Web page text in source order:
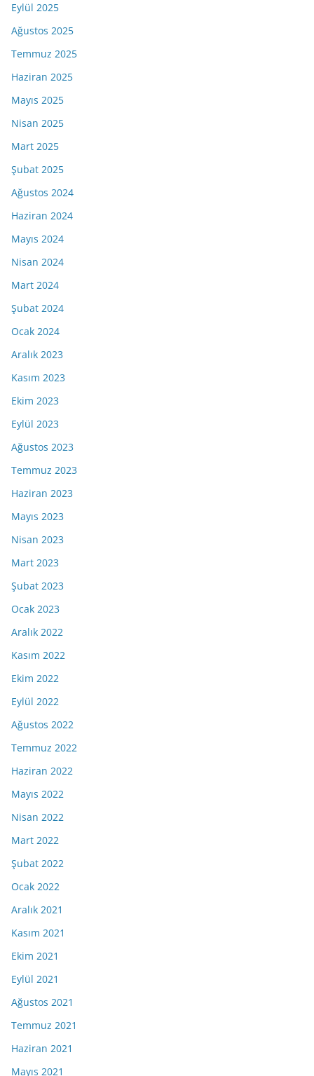
Eylül 2025
Ağustos 2025
Temmuz 2025
Haziran 2025
Mayıs 2025
Nisan 2025
Mart 2025
Şubat 2025
Ağustos 2024
Haziran 2024
Mayıs 2024
Nisan 2024
Mart 2024
Şubat 2024
Ocak 2024
Aralık 2023
Kasım 2023
Ekim 2023
Eylül 2023
Ağustos 2023
Temmuz 2023
Haziran 2023
Mayıs 2023
Nisan 2023
Mart 2023
Şubat 2023
Ocak 2023
Aralık 2022
Kasım 2022
Ekim 2022
Eylül 2022
Ağustos 2022
Temmuz 2022
Haziran 2022
Mayıs 2022
Nisan 2022
Mart 2022
Şubat 2022
Ocak 2022
Aralık 2021
Kasım 2021
Ekim 2021
Eylül 2021
Ağustos 2021
Temmuz 2021
Haziran 2021
Mayıs 2021